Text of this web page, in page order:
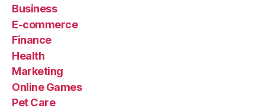
Business
E-commerce
Finance
Health
Marketing
Online Games
Pet Care